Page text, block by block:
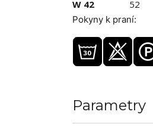
W 42
52
Pokyny k praní:
Parametry